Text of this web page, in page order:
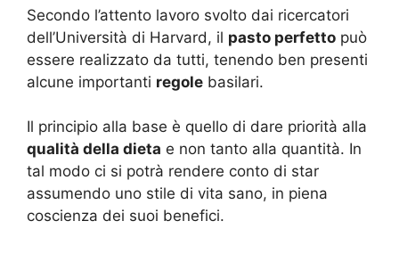
Secondo l’attento lavoro svolto dai ricercatori
dell’Università di Harvard, il pasto perfetto può
essere realizzato da tutti, tenendo ben presenti
alcune importanti regole basilari.
Il principio alla base è quello di dare priorità alla
qualità della dieta e non tanto alla quantità. In
tal modo ci si potrà rendere conto di star
assumendo uno stile di vita sano, in piena
coscienza dei suoi benefici.